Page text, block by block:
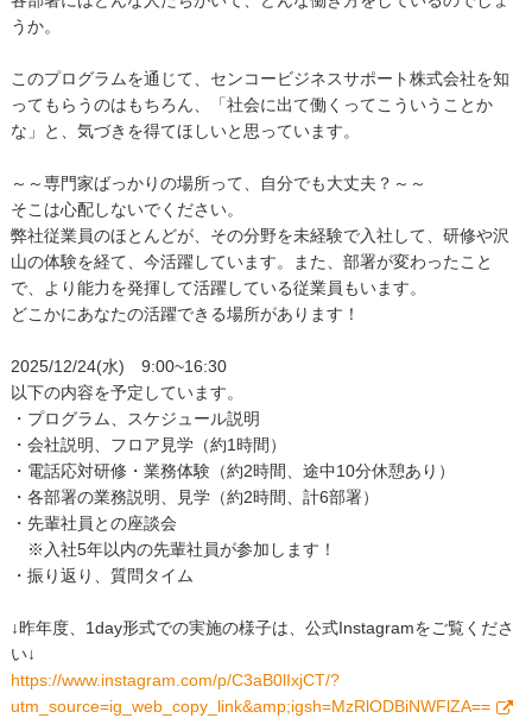
うか。
このプログラムを通じて、センコービジネスサポート株式会社を知
ってもらうのはもちろん、「社会に出て働くってこういうことか
な」と、気づきを得てほしいと思っています。
～～専門家ばっかりの場所って、自分でも大丈夫？～～
そこは心配しないでください。
弊社従業員のほとんどが、その分野を未経験で入社して、研修や沢
山の体験を経て、今活躍しています。また、部署が変わったこと
で、より能力を発揮して活躍している従業員もいます。
どこかにあなたの活躍できる場所があります！
2025/12/24(水) 9:00~16:30
以下の内容を予定しています。
・プログラム、スケジュール説明
・会社説明、フロア見学（約1時間）
・電話応対研修・業務体験（約2時間、途中10分休憩あり）
・各部署の業務説明、見学（約2時間、計6部署）
・先輩社員との座談会
※入社5年以内の先輩社員が参加します！
・振り返り、質問タイム
↓昨年度、1day形式での実施の様子は、公式Instagramをご覧くださ
い↓
https://www.instagram.com/p/C3aB0lIxjCT/?
utm_source=ig_web_copy_link&amp;igsh=MzRlODBiNWFlZA==